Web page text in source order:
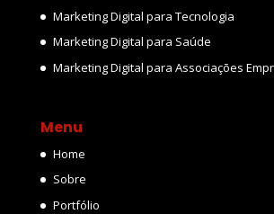
Marketing Digital para Tecnologia
Marketing Digital para Saúde
Marketing Digital para Associações
Menu
Home
Sobre
Portfólio